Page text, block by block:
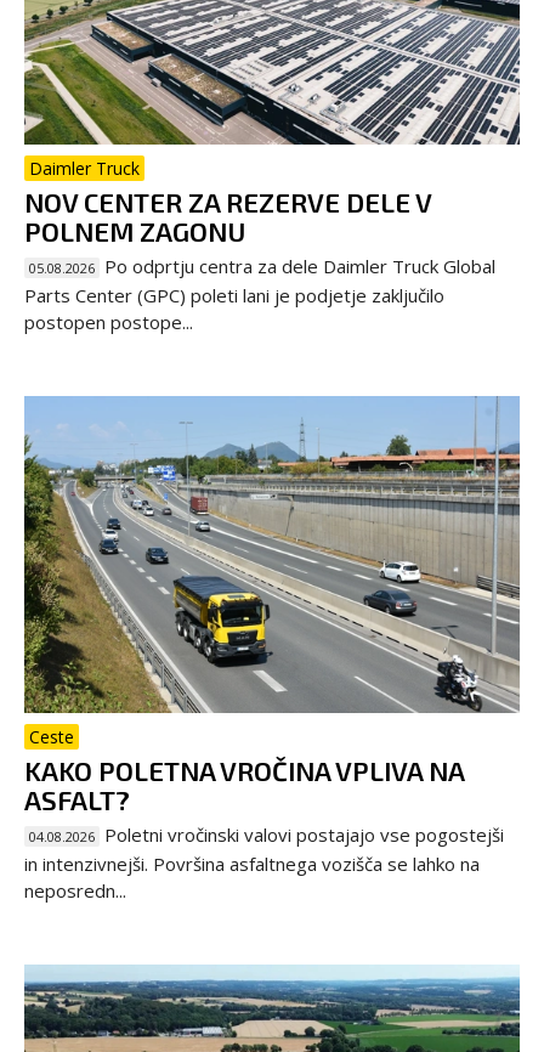
Daimler Truck
NOV CENTER ZA REZERVE DELE V
POLNEM ZAGONU
05.08.2026 Po odprtju centra za dele Daimler Truck Global
Parts Center (GPC) poleti lani je podjetje zaključilo
postopen postope...
Ceste
KAKO POLETNA VROČINA VPLIVA NA
ASFALT?
04.08.2026 Poletni vročinski valovi postajajo vse pogostejši
in intenzivnejši. Površina asfaltnega vozišča se lahko na
neposredn...